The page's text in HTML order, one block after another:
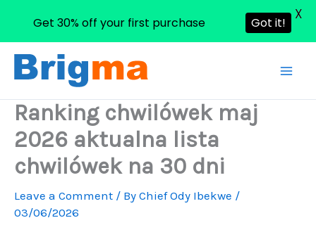
Skip
Ranking chwilówek maj
2026 aktualna lista
chwilówek na 30 dni
Leave a Comment / By Chief Ody Ibekwe /
03/06/2026
Get 30% off your first purchase Got it!
X